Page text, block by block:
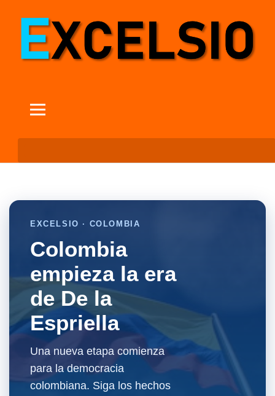
EXCELSIO · COLOMBIA
Colombia
empieza la era
de De la
Espriella
Una nueva etapa comienza
para la democracia
colombiana. Siga los hechos